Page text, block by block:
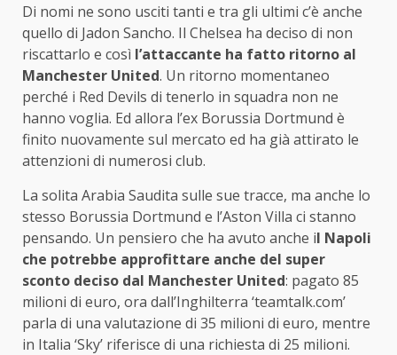
Di nomi ne sono usciti tanti e tra gli ultimi c’è anche
quello di Jadon Sancho. Il Chelsea ha deciso di non
riscattarlo e così l’attaccante ha fatto ritorno al
Manchester United. Un ritorno momentaneo
perché i Red Devils di tenerlo in squadra non ne
hanno voglia. Ed allora l’ex Borussia Dortmund è
finito nuovamente sul mercato ed ha già attirato le
attenzioni di numerosi club.
La solita Arabia Saudita sulle sue tracce, ma anche lo
stesso Borussia Dortmund e l’Aston Villa ci stanno
pensando. Un pensiero che ha avuto anche il Napoli
che potrebbe approfittare anche del super
sconto deciso dal Manchester United: pagato 85
milioni di euro, ora dall’Inghilterra ‘teamtalk.com’
parla di una valutazione di 35 milioni di euro, mentre
in Italia ‘Sky’ riferisce di una richiesta di 25 milioni.